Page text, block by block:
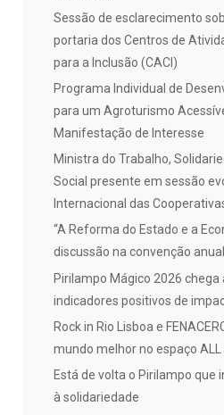
Sessão de esclarecimento
portaria dos Centros de
para a Inclusão (CACI)
Programa Individual de
para um Agroturismo
Manifestação de Interesse
Ministra do Trabalho,
Social presente em sessão
Internacional das
“A Reforma do Estado e a
discussão na convenção
Pirilampo Mágico 2026 chega
indicadores positivos de
Rock in Rio Lisboa e
mundo melhor no espaço ALL
Está de volta o Pirilampo que
à solidariedade